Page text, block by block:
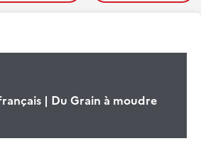
| Du Grain à moudre